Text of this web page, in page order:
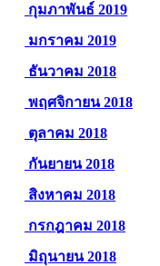
กุมภาพันธ์ 2019
มกราคม 2019
ธันวาคม 2018
พฤศจิกายน 2018
ตุลาคม 2018
กันยายน 2018
สิงหาคม 2018
กรกฎาคม 2018
มิถุนายน 2018